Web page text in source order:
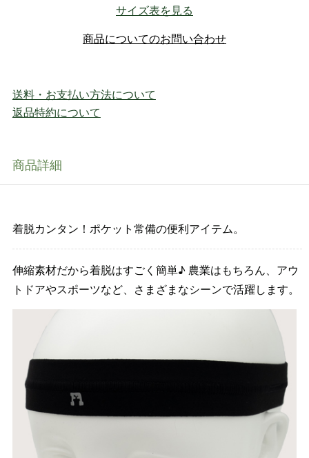
サイズ表を見る
商品についてのお問い合わせ
送料・お支払い方法について
返品特約について
商品詳細
着脱カンタン！ポケット常備の便利アイテム。
伸縮素材だから着脱はすごく簡単♪ 農業はもちろん、アウ
トドアやスポーツなど、さまざまなシーンで活躍します。